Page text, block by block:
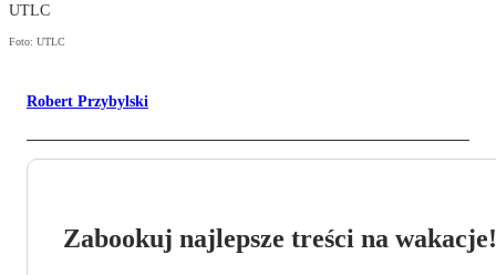
UTLC
Foto: UTLC
Robert Przybylski
Zabookuj najlepsze treści na wakacje!